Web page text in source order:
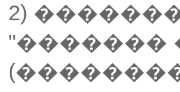
2)
"�������